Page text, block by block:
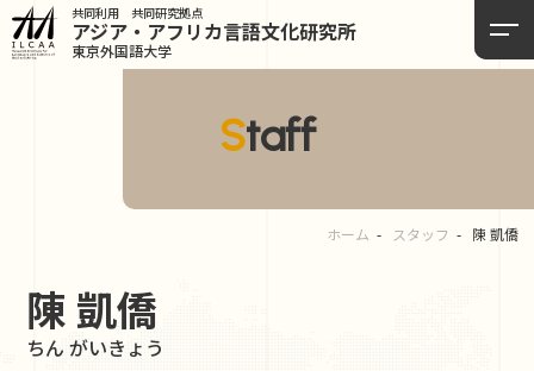
共同利用 共同研究拠点
アジア・アフリカ言語文化研究所
東京外国語大学
Staff
ホーム スタッフ 陳 凱僑
陳 凱僑
ちん がいきょう